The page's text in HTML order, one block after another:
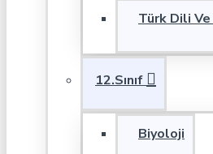
Türk Dili Ve
12.Sınıf
Biyoloji